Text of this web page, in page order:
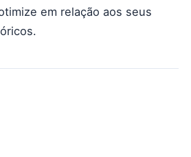
em relação aos seus